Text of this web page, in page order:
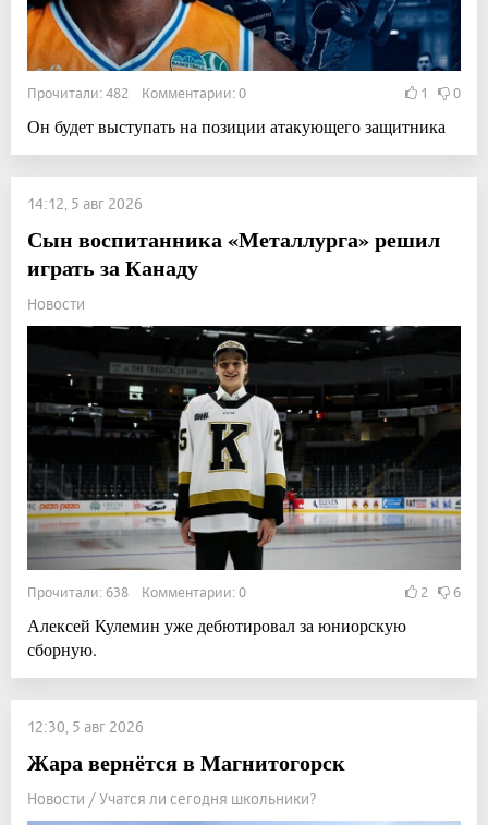
Прочитали: 482 Комментарии: 0 1 0
Он будет выступать на позиции атакующего защитника
14:12, 5 авг 2026
Сын воспитанника «Металлурга» решил
играть за Канаду
Новости
Прочитали: 638 Комментарии: 0 2 6
Алексей Кулемин уже дебютировал за юниорскую
сборную.
12:30, 5 авг 2026
Жара вернётся в Магнитогорск
Новости / Учатся ли сегодня школьники?